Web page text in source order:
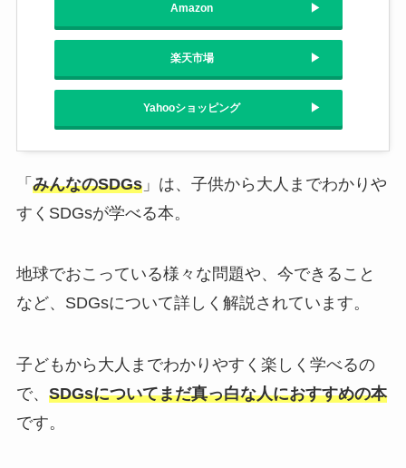
Amazon
楽天市場
Yahooショッピング
「 みんなのSDGs」は、子供から大人までわかりや
すくSDGsが学べる本。
地球でおこっている様々な問題や、今できること
など、SDGsについて詳しく解説されています。
子どもから大人までわかりやすく楽しく学べるの
で、 SDGsについてまだ真っ白な人におすすめの本
です。